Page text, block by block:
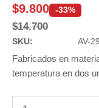
$9.800 -33%
$14.700
SKU: AV-
Fabricados en
temperatura en dos